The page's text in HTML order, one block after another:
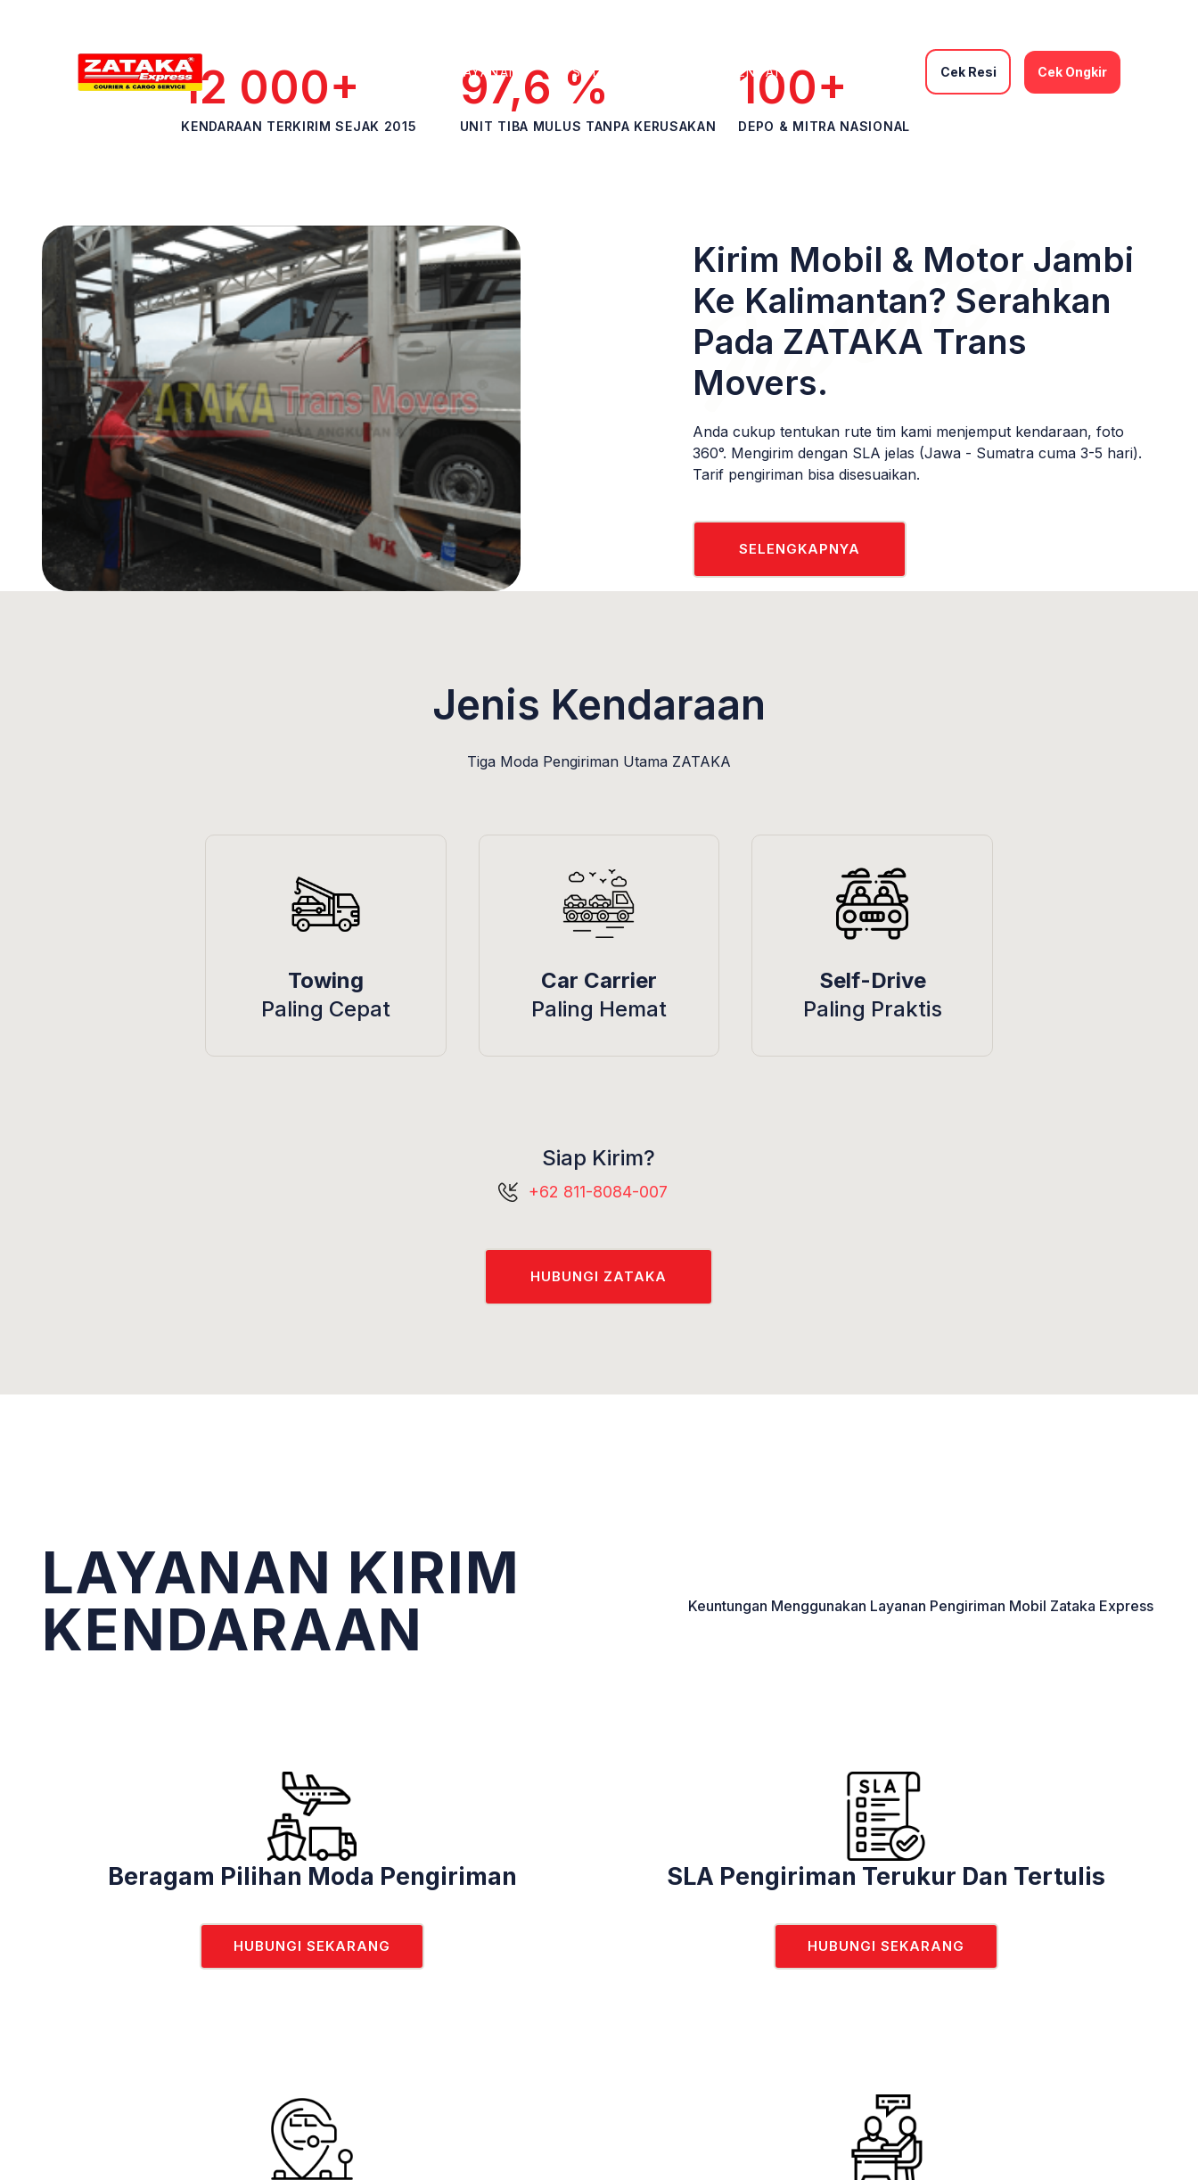
LAYANAN SOLUSI BISNIS TENTANG Cek Resi Cek Ongkir
12 000+
KENDARAAN TERKIRIM SEJAK 2015
97,6 %
UNIT TIBA MULUS TANPA KERUSAKAN
100+
DEPO & MITRA NASIONAL
Kirim Mobil & Motor Jambi
Ke Kalimantan? Serahkan
Pada ZATAKA Trans
Movers.
Anda cukup tentukan rute tim kami menjemput kendaraan, foto
360°. Mengirim dengan SLA jelas (Jawa - Sumatra cuma 3-5 hari).
Tarif pengiriman bisa disesuaikan.
SELENGKAPNYA
Jenis Kendaraan
Tiga Moda Pengiriman Utama ZATAKA
Towing
Paling Cepat
Car Carrier
Paling Hemat
Self-Drive
Paling Praktis
Siap Kirim?
+62 811-8084-007
HUBUNGI ZATAKA
LAYANAN KIRIM
KENDARAAN
Keuntungan Menggunakan Layanan Pengiriman Mobil Zataka Express
Beragam Pilihan Moda Pengiriman
HUBUNGI SEKARANG
SLA Pengiriman Terukur Dan Tertulis
HUBUNGI SEKARANG